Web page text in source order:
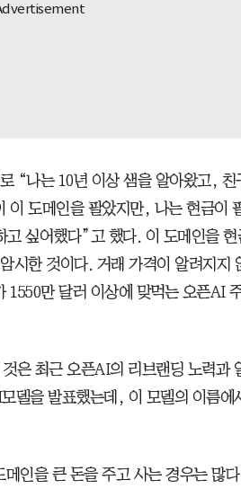
“나는 10년 이상 샘을 알아왔고, 친
이 도메인을 팔았지만, 나는 현금이
싶어했다”고 했다. 이 도메인을 현
시한 것이다. 거래 가격이 알려지지
1550만 달러 이상에 맞먹는 오픈AI
은 최근 오픈AI의 리브랜딩 노력과
델을 발표했는데, 이 모델의 이름에
인을 큰 돈을 주고 사는 경우는 많